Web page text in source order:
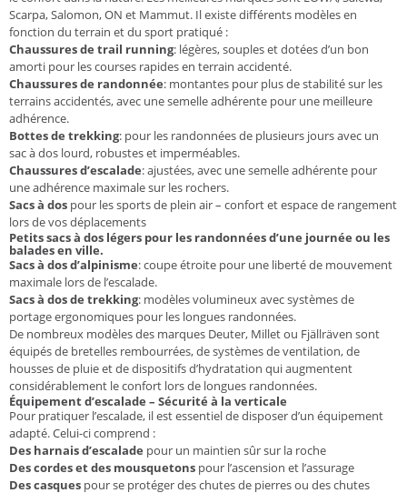
Scarpa, Salomon, ON et Mammut. Il existe différents modèles en
fonction du terrain et du sport pratiqué :
Chaussures de trail running: légères, souples et dotées d’un bon
amorti pour les courses rapides en terrain accidenté.
Chaussures de randonnée: montantes pour plus de stabilité sur les
terrains accidentés, avec une semelle adhérente pour une meilleure
adhérence.
Bottes de trekking: pour les randonnées de plusieurs jours avec un
sac à dos lourd, robustes et imperméables.
Chaussures d’escalade: ajustées, avec une semelle adhérente pour
une adhérence maximale sur les rochers.
Sacs à dos pour les sports de plein air – confort et espace de rangement
lors de vos déplacements
Petits sacs à dos légers pour les randonnées d’une journée ou les
balades en ville.
Sacs à dos d’alpinisme: coupe étroite pour une liberté de mouvement
maximale lors de l’escalade.
Sacs à dos de trekking: modèles volumineux avec systèmes de
portage ergonomiques pour les longues randonnées.
De nombreux modèles des marques Deuter, Millet ou Fjällräven sont
équipés de bretelles rembourrées, de systèmes de ventilation, de
housses de pluie et de dispositifs d’hydratation qui augmentent
considérablement le confort lors de longues randonnées.
Équipement d’escalade – Sécurité à la verticale
Pour pratiquer l’escalade, il est essentiel de disposer d’un équipement
adapté. Celui-ci comprend :
Des harnais d’escalade pour un maintien sûr sur la roche
Des cordes et des mousquetons pour l’ascension et l’assurage
Des casques pour se protéger des chutes de pierres ou des chutes